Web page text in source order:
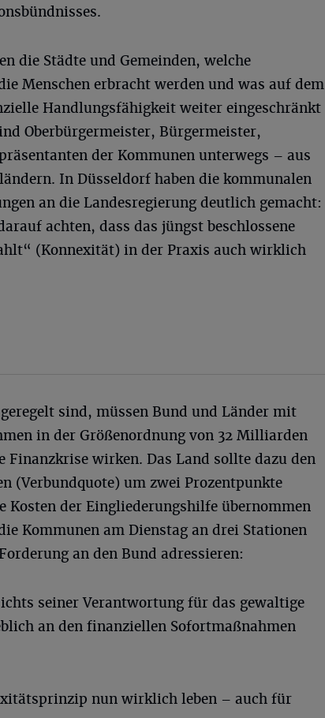
die Städte und Gemeinden, welche
Menschen erbracht werden und was auf dem
Handlungsfähigkeit weiter eingeschränkt
Oberbürgermeister, Bürgermeister,
der Kommunen unterwegs – aus
In Düsseldorf haben die kommunalen
an die Landesregierung deutlich gemacht:
achten, dass das jüngst beschlossene
(Konnexität) in der Praxis auch wirklich
sind, müssen Bund und Länder mit
in der Größenordnung von 32 Milliarden
Finanzkrise wirken. Das Land sollte dazu den
(Verbundquote) um zwei Prozentpunkte
Kosten der Eingliederungshilfe übernommen
Kommunen am Dienstag an drei Stationen
an den Bund adressieren:
seiner Verantwortung für das gewaltige
an den finanziellen Sofortmaßnahmen
nun wirklich leben – auch für